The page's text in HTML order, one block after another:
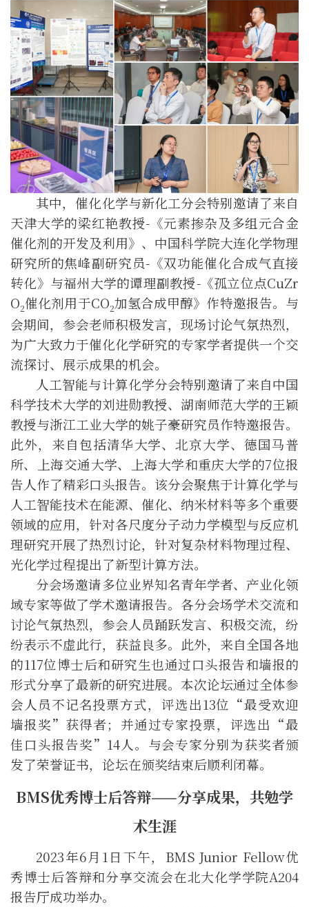
其中，催化化学与新化工分会特别邀请了来自
天津大学的梁红艳教授-《元素掺杂及多组元合金
催化剂的开发及利用》 、 中国科学院大连化学物理
研究所的焦峰副研究员-《双功能催化合成气直接
转化》 与福州大学的谭理副教授-《孤立位点CuZr
O2催化剂用于CO2加氢合成甲醇》 作特邀报告。与
会期间，参会老师积极发言，现场讨论气氛热烈，
为广大致力于催化化学研究的专家学者提供一个交
流探讨、展示成果的机会。
人工智能与计算化学分会特别邀请了来自中国
科学技术大学的刘进勋教授、湖南师范大学的王颖
教授与浙江工业大学的姚子豪研究员作特邀报告。
此外，来自包括清华大学、北京大学、德国马普
所、上海交通大学、上海大学和重庆大学的7位报
告人作了精彩口头报告。 该分会聚焦于计算化学与
人工智能技术在能源、催化、纳米材料等多个重要
领域的应用，针对各尺度分子动力学模型与反应机
理研究开展了热烈讨论，针对复杂材料物理过程、
光化学过程提出了新型计算方法。
分会场邀请多位业界知名青年学者、产业化领
域专家等做了学术邀请报告。各分会场学术交流和
讨论气氛热烈，参会人员踊跃发言、积极交流，纷
纷表示不虚此行，获益良多。此外，来自全国各地
的117位博士后和研究生也通过口头报告和墙报的
形式分享了最新的研究进展。本次论坛通过全体参
会人员不记名投票方式，评选出13位“最受欢迎
墙报奖”获得者；并通过专家投票，评选出“最
佳口头报告奖”14人。与会专家分别为获奖者颁
发了荣誉证书，论坛在颁奖结束后顺利闭幕。
BMS优秀博士后答辩——分享成果， 共勉学
术生涯
2023年6月1日下午， BMS Junior Fellow优
秀博士后答辩和分享交流会在北大化学学院A204
报告厅成功举办。